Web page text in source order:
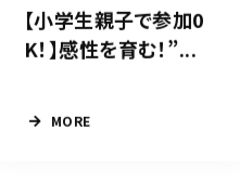
【小学生親子で参加0
K！】感性を育む！”...
MORE